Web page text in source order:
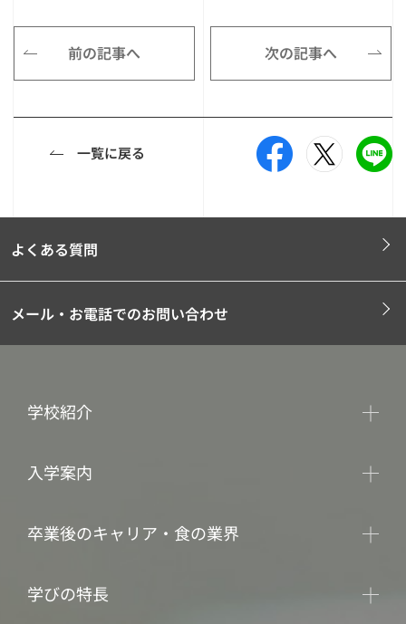
前の記事へ 次の記事へ
一覧に戻る
よくある質問
メール・お電話でのお問い合わせ
学校紹介
入学案内
卒業後のキャリア・食の業界
学びの特長